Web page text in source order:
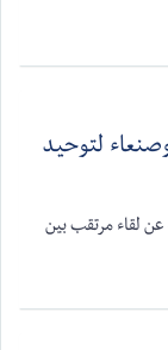
لتوحيد
عن لقاء مرتقب بين